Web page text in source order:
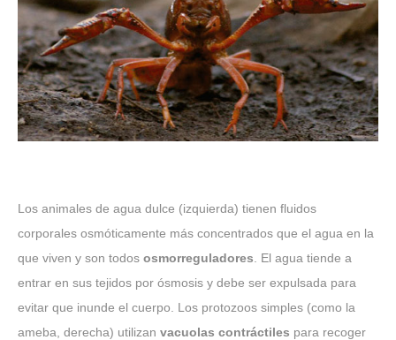
Los animales de agua dulce (izquierda) tienen fluidos
corporales osmóticamente más concentrados que el agua en la
que viven y son todos osmorreguladores . El agua tiende a
entrar en sus tejidos por ósmosis y debe ser expulsada para
evitar que inunde el cuerpo. Los protozoos simples (como la
ameba, derecha) utilizan vacuolas contráctiles para recoger